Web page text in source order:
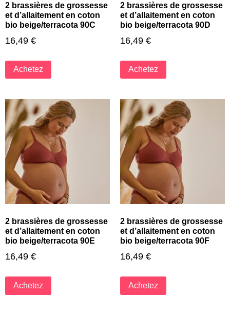
2 brassières de grossesse
et d’allaitement en coton
bio beige/terracota 90C
16,49 €
Achetez
2 brassières de grossesse
et d’allaitement en coton
bio beige/terracota 90D
16,49 €
Achetez
2 brassières de grossesse
et d’allaitement en coton
bio beige/terracota 90E
16,49 €
Achetez
2 brassières de grossesse
et d’allaitement en coton
bio beige/terracota 90F
16,49 €
Achetez